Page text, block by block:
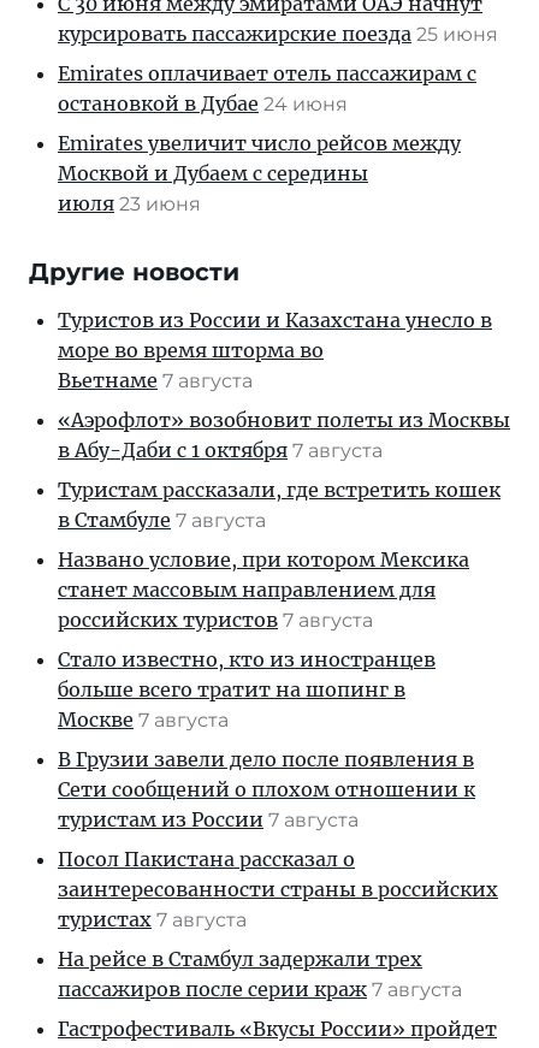
курсировать пассажирские поезда 25 июня
Emirates оплачивает отель пассажирам с
остановкой в Дубае 24 июня
Emirates увеличит число рейсов между
Москвой и Дубаем с середины
июля 23 июня
Другие новости
Туристов из России и Казахстана унесло в
море во время шторма во
Вьетнаме 7 августа
«Аэрофлот» возобновит полеты из Москвы
в Абу-Даби с 1 октября 7 августа
Туристам рассказали, где встретить кошек
в Стамбуле 7 августа
Названо условие, при котором Мексика
станет массовым направлением для
российских туристов 7 августа
Стало известно, кто из иностранцев
больше всего тратит на шопинг в
Москве 7 августа
В Грузии завели дело после появления в
Сети сообщений о плохом отношении к
туристам из России 7 августа
Посол Пакистана рассказал о
заинтересованности страны в российских
туристах 7 августа
На рейсе в Стамбул задержали трех
пассажиров после серии краж 7 августа
Гастрофестиваль «Вкусы России» пройдет